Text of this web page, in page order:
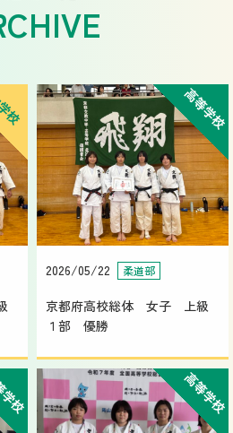
校 高等学校
2026/05/22 柔道部
京都府高校総体 女子 上級
１部 優勝
校 高等学校